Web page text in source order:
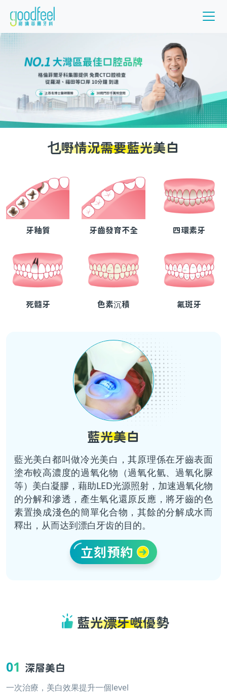
乜嘢情況需要藍光美白
牙釉質 牙齒發育不全 四環素牙
死髓牙 色素沉積 氟斑牙
藍光美白
藍光美白都叫做冷光美白，其原理係在牙齒表面
塗布較高濃度的過氧化物（過氧化氫、過氧化脲
等）美白凝膠，藉助LED光源照射，加速過氧化物
的分解和滲透，產生氧化還原反應，將牙齒的色
素置換成淺色的簡單化合物，其餘的分解成水而
釋出，从而达到漂白牙齿的目的。
立刻預約
藍光漂牙嘅優勢
01 深層美白
一次治療，美白效果提升一個level